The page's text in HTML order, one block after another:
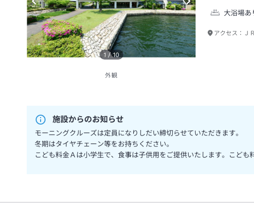
1 /10
外観
大浴場あ
アクセス： Ｊ
施設からのお知らせ
モーニングクルーズは定員になりしだい締切らせていただきます。
冬期はタイヤチェーン等をお持ちください。
こども料金Ａは小学生で、食事は子供用をご提供いたします。こど